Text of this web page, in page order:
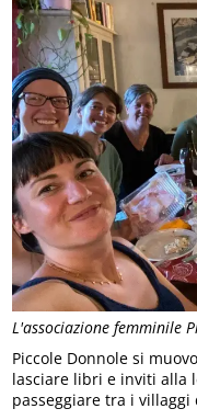
L'associazione femminile
Piccole Donnole si
lasciare libri e inviti alla
passeggiare tra i